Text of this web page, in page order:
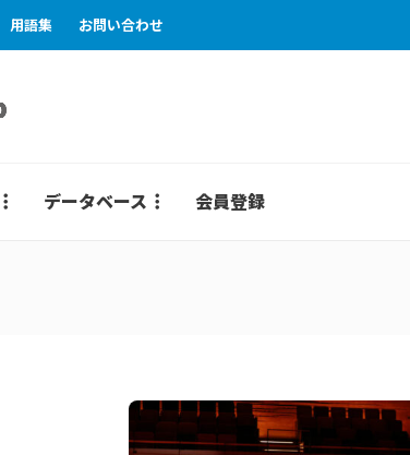
用語集 お問い合わせ
データベース 会員登録